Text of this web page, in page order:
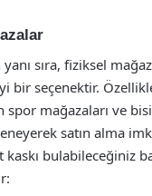
sıra, fiziksel
bir seçenektir.
spor mağazaları ve
satın alma
kaskı bulabileceğiniz